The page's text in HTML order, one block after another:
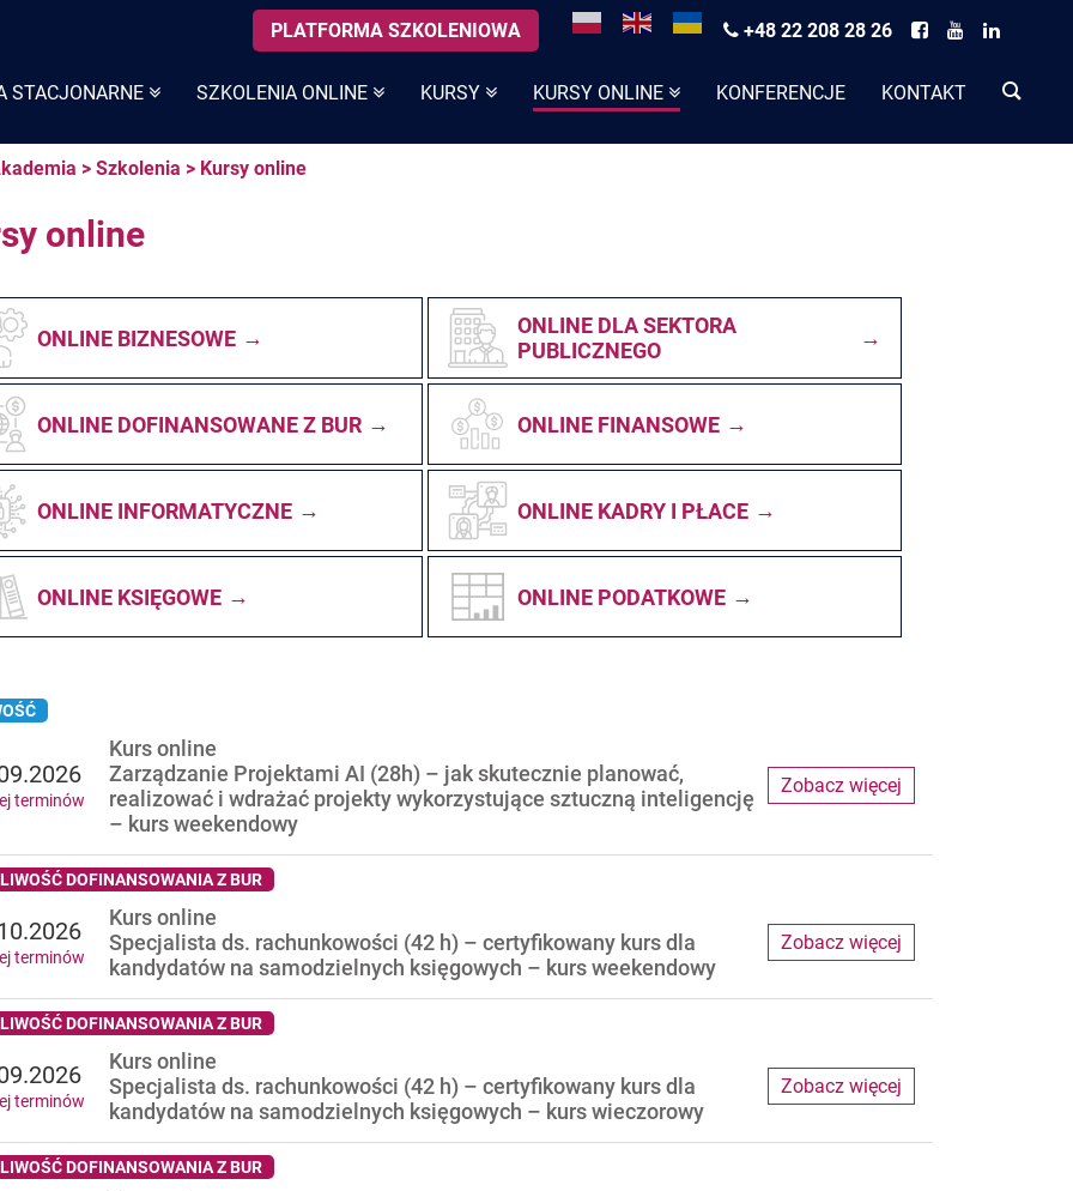
STACJONARNE SZKOLENIA ONLINE KURSY KURSY ONLINE KONFERENCJE KONTAKT
PLATFORMA SZKOLENIOWA +48 22 208 28 26
> Szkolenia > Kursy online
online
ONLINE BIZNESOWE
ONLINE DLA SEKTORA
PUBLICZNEGO
ONLINE DOFINANSOWANE Z BUR ONLINE FINANSOWE
ONLINE INFORMATYCZNE ONLINE KADRY I PŁACE
ONLINE KSIĘGOWE ONLINE PODATKOWE
Zobacz więcej
Kurs online
Zarządzanie Projektami AI (28h) – jak skutecznie planować,
realizować i wdrażać projekty wykorzystujące sztuczną inteligencję
– kurs weekendowy
terminów
DOFINANSOWANIA Z BUR
Zobacz więcej
Kurs online
Specjalista ds. rachunkowości (42 h) – certyfikowany kurs dla
kandydatów na samodzielnych księgowych – kurs weekendowy
terminów
DOFINANSOWANIA Z BUR
Zobacz więcej
Kurs online
Specjalista ds. rachunkowości (42 h) – certyfikowany kurs dla
kandydatów na samodzielnych księgowych – kurs wieczorowy
terminów
DOFINANSOWANIA Z BUR